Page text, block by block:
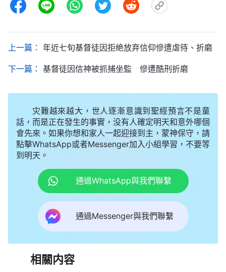
上一篇： 年近七旬基督徒因拒絶放弃信仰慘遭虐待、折磨
下一篇： 基督徒因信神被抓捕坐監 慘遭酷刑折磨
灾難越來越大，世人逐漸意識到聖經預言不是童
話，而是正在發生的事實，没有人確定明天和意外哪個
會先來。如果你想和家人一起迎接到主，蒙神保守，請
點擊WhatsApp或者Messenger加入小組學習，不要等
到明天。
通過WhatsApp與我們聯繫
通過Messenger與我們聯繫
相關内容